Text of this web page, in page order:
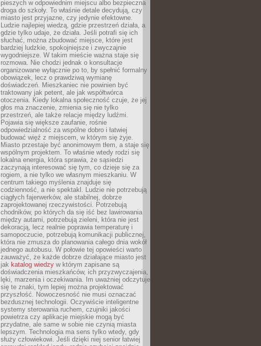
pieszych w odpowiednim miejscu albo bezpieczna
droga do szkoły. To właśnie detale decydują, czy
miasto jest przyjazne, czy jedynie efektowne.
Ludzie najlepiej wiedzą, gdzie przestrzeń działa, a
gdzie tylko udaje, że działa. Jeśli potrafi się ich
słuchać, można zbudować miejsce, które jest
bardziej ludzkie, spokojniejsze i zwyczajnie
wygodniejsze. W takim mieście ważna staje się
rozmowa. Nie chodzi jednak o konsultacje
organizowane wyłącznie po to, by spełnić formalny
obowiązek, lecz o prawdziwą wymianę
doświadczeń. Mieszkaniec nie powinien być
traktowany jak petent, ale jak współtwórca
otoczenia. Kiedy lokalna społeczność czuje, że jej
głos ma znaczenie, zmienia się nie tylko
przestrzeń, ale także relacje między ludźmi.
Pojawia się większe zaufanie, rośnie
odpowiedzialność za wspólne dobro i łatwiej
budować więź z miejscem, w którym się żyje.
Miasto przestaje być anonimowym tłem, a staje się
wspólnym projektem. To właśnie wtedy rodzi się
lokalna energia, która sprawia, że sąsiedzi
zaczynają interesować się tym, co dzieje się za
rogiem, a nie tylko we własnym mieszkaniu. W
centrum takiego myślenia znajduje się
codzienność, a nie spektakl. Ludzie nie potrzebują
ciągłych fajerwerków, ale stabilnej, dobrze
zaprojektowanej rzeczywistości. Potrzebują
chodników, po których da się iść bez lawirowania
między autami, potrzebują zieleni, która nie jest
dekoracją, lecz realnie poprawia temperaturę i
samopoczucie, potrzebują komunikacji publicznej,
która nie zmusza do planowania całego dnia wokół
jednego autobusu. W połowie tej opowieści warto
zauważyć, że każde dobrze działające miasto jest
jak katalog wiedzy w którym zapisane są
doświadczenia mieszkańców, ich przyzwyczajenia,
lęki, marzenia i oczekiwania. Im uważniej odczytuje
się te znaki, tym lepiej można projektować
przyszłość. Nowoczesność nie musi oznaczać
bezdusznej technologii. Oczywiście inteligentne
systemy sterowania ruchem, czujniki jakości
powietrza czy aplikacje miejskie mogą być
przydatne, ale same w sobie nie czynią miasta
lepszym. Technologia ma sens tylko wtedy, gdy
służy człowiekowi. Jeśli dzięki niej senior łatwiej